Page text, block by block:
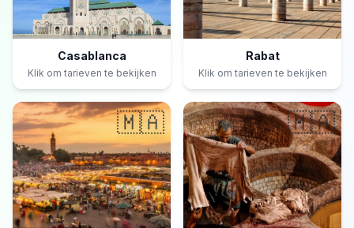
Casablanca
Klik om tarieven te bekijken
Rabat
Klik om tarieven te bekijken
🇲🇦 🇲🇦